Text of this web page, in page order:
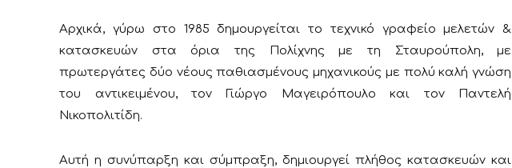
Αρχικά, γύρω στο 1985 δημουργείται το τεχνικό γραφείο μελετών &
κατασκευών στα όρια της Πολίχνης με τη Σταυρούπολη, με
πρωτεργάτες δύο νέους παθιασμένους μηχανικούς με πολύ καλή γνώση
του αντικειμένου, τον Γιώργο Μαγειρόπουλο και τον Παντελή
Νικοπολιτίδη.
Αυτή η συνύπαρξη και σύμπραξη, δημιουργεί πλήθος κατασκευών και